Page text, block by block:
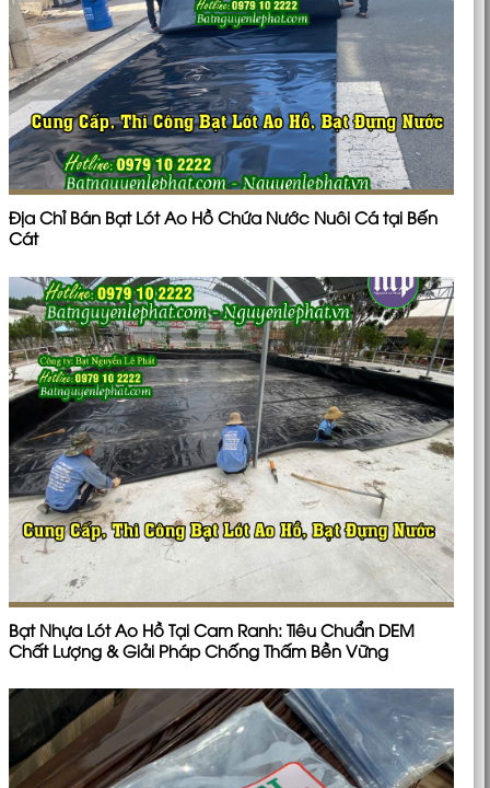
Địa Chỉ Bán Bạt Lót Ao Hồ Chứa Nước Nuôi Cá tại Bến
Cát
Bạt Nhựa Lót Ao Hồ Tại Cam Ranh: Tiêu Chuẩn DEM
Chất Lượng & Giải Pháp Chống Thấm Bền Vững